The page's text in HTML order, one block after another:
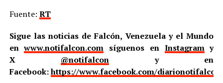
Fuente: RT
Sigue las noticias de Falcón, Venezuela y el Mundo
enwww.notifalcon.com síguenos en Instagramy
X @notifalcon y en
Facebook:https://www.facebook.com/